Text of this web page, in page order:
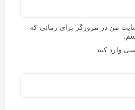
من در مرورگر برای زمانی که
وارد کنید: